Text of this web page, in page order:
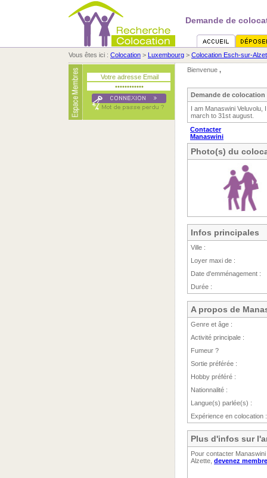
Demande de
Vous êtes ici : Colocation > Luxembourg > Colocation Esch-sur-
Bienvenue ,
Demande de colocation
I am Manaswini
march to 31st august.
Contacter
Manaswini
Photo(s) du
Infos principales
Ville :
Loyer maxi de :
Date d'emménagement :
Durée :
A propos de
Genre et âge :
Activité principale :
Fumeur ?
Sortie préférée :
Hobby préféré :
Nationnalité :
Langue(s) parlée(s) :
Expérience en colocation :
Plus d'infos sur
Pour contacter
Alzette, devenez